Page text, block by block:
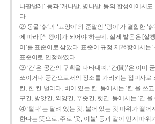
나팔벌레’ 등과 ‘개나발, 병나발’ 등의 합성어에서
다.
② 동물 ‘삵’과 ‘고양이’의 준말인 ‘괭이’가 결합한 ‘
에 따라 [삭꽹이]가 되어야 하는데, 실제 발음은 [살
이’를 표준어로 삼았다. 표준어 규정 제26항에서는 ‘
표준어로 인정하였다.
③ ‘칸’은 공간의 구획을 나타내며, ‘간(間)’은 이미
쓰이거나 공간으로서의 장소를 가리키는 접미사로
칸, 한 칸 벌리다, 비어 있는 칸’ 등에서는 ‘칸’을 쓰
구간, 방앗간, 외양간, 푸줏간, 헛간’ 등에서는 ‘간’을
④ ‘털다’는 달려 있는 것, 붙어 있는 것 따위가 떨어
한다는 뜻으로, 주로 ‘옷, 이불’ 등과 같이 먼지 따위